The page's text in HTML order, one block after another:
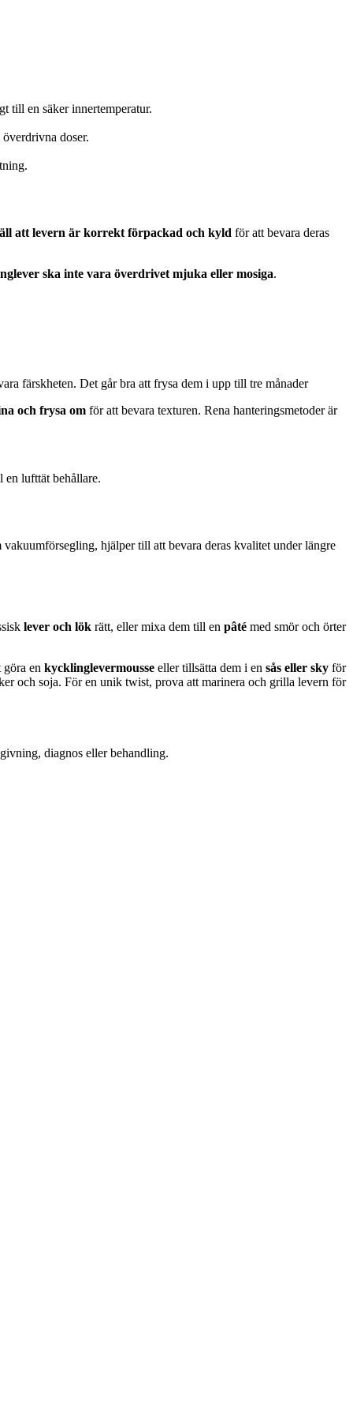
till en säker innertemperatur.
doser.
att levern är korrekt förpackad och kyld för att bevara deras
ska inte vara överdrivet mjuka eller mosiga.
färskheten. Det går bra att frysa dem i upp till tre månader
och frysa om för att bevara texturen. Rena hanteringsmetoder är
lufttät behållare.
hjälper till att bevara deras kvalitet under längre
lever och lök rätt, eller mixa dem till en pâté med smör och örter
en kycklinglevermousse eller tillsätta dem i en sås eller sky för
och soja. För en unik twist, prova att marinera och grilla levern för
diagnos eller behandling.